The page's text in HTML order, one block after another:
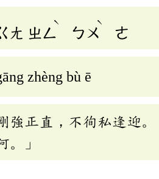
ㄤ ㄓㄥ
ˋ
ㄅㄨ
ˋ
ㄜ
zhèng bù ē
強正直，不徇私逢迎
。」